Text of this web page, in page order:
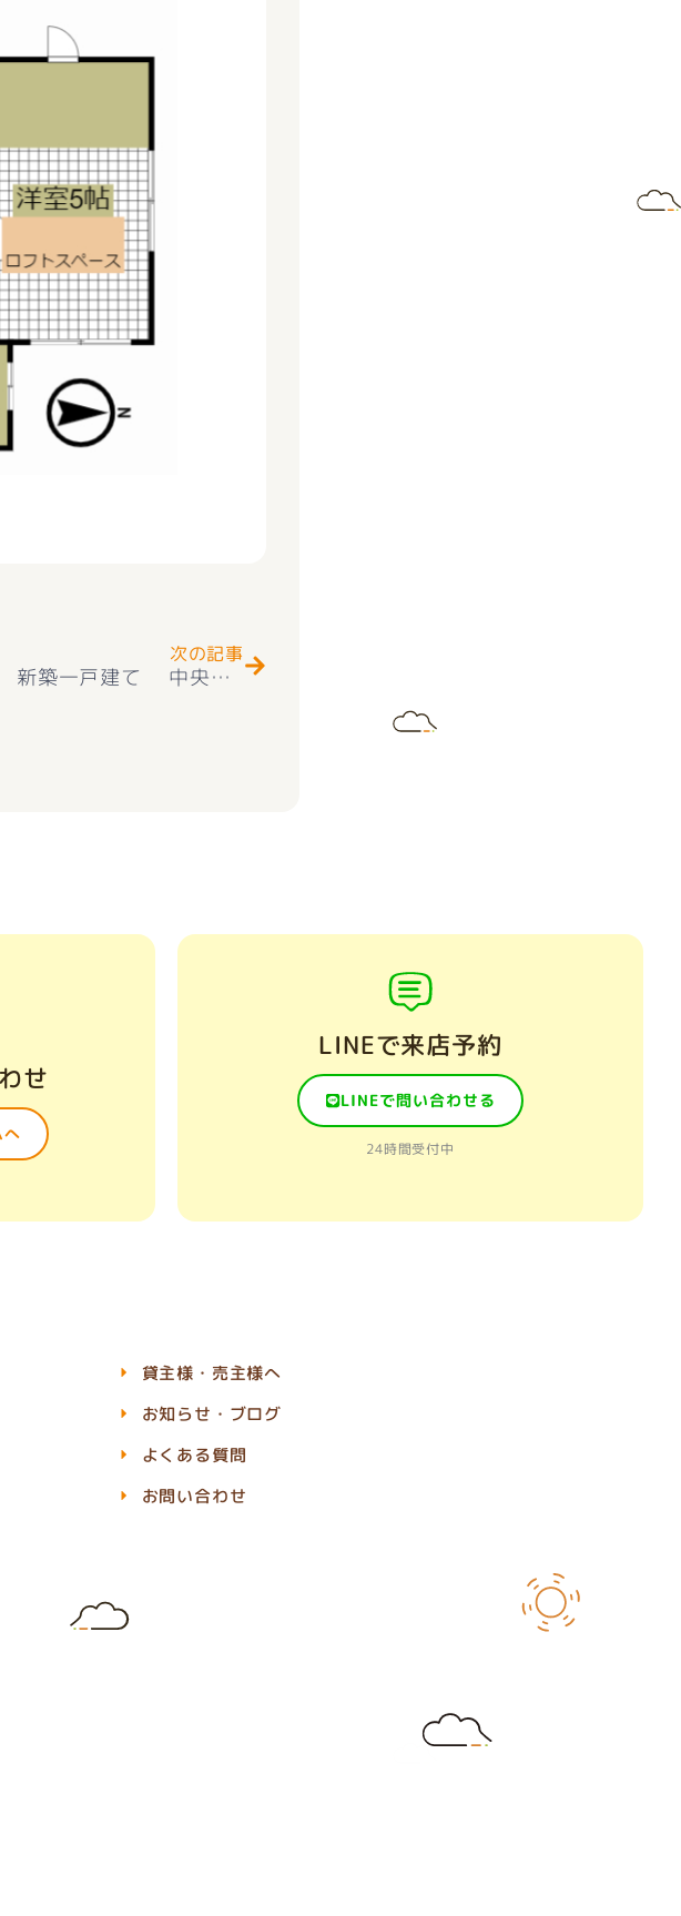
次の記事
★お知らせ★☆快適生活☆ 新築一戸建て 中央市東花輪 長期優良住宅＋住宅性能評価Ｗ取得＋耐震等級3取得 新築建売住宅 全3棟 ４ＬＤＫ 外構付きオール電化
せ
へ
LINEで来店予約
LINEで問い合わせる
24時間受付中
貸主様・売主様へ
お知らせ・ブログ
よくある質問
お問い合わせ